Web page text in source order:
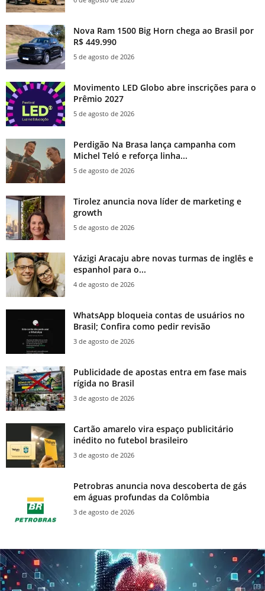
Nova Ram 1500 Big Horn chega ao Brasil por
R$ 449.990
5 de agosto de 2026
Movimento LED Globo abre inscrições para o
Prêmio 2027
5 de agosto de 2026
Perdigão Na Brasa lança campanha com
Michel Teló e reforça linha...
5 de agosto de 2026
Tirolez anuncia nova líder de marketing e
growth
5 de agosto de 2026
Yázigi Aracaju abre novas turmas de inglês e
espanhol para o...
4 de agosto de 2026
WhatsApp bloqueia contas de usuários no
Brasil; Confira como pedir revisão
3 de agosto de 2026
Publicidade de apostas entra em fase mais
rígida no Brasil
3 de agosto de 2026
Cartão amarelo vira espaço publicitário
inédito no futebol brasileiro
3 de agosto de 2026
Petrobras anuncia nova descoberta de gás
em águas profundas da Colômbia
3 de agosto de 2026